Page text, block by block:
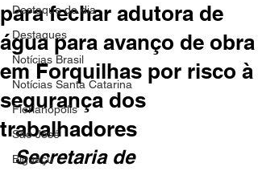
Destaque do dia
Destaques
Notícias Brasil
Notícias Santa Catarina
Florianópolis
São José
Biguaçu
para fechar adutora de
água para avanço de obra
em Forquilhas por risco à
segurança dos
trabalhadores
Secretaria de